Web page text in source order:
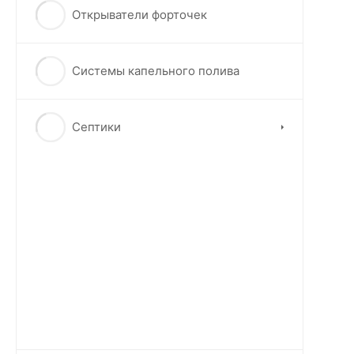
Открыватели форточек
Системы капельного полива
Септики